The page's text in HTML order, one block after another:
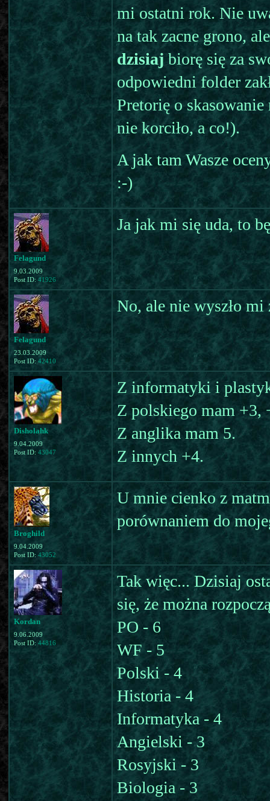
mi ostatni rok. Nie
na tak zacne grono,
dzisiaj biorę się za
odpowiedni folder
Pretorię o
nie korciło, a co!).
A jak tam Wasze
:-)
Felagund
9.03.2009
Post ID: 41926
Ja jak mi się uda, to
Felagund
23.03.2009
Post ID: 42410
No, ale nie wyszło
Disholahk
9.04.2009
Post ID: 43047
Z informatyki i
Z polskiego mam +3,
Z anglika mam 5.
Z innych +4.
Broghild
9.04.2009
Post ID: 43052
U mnie cienko z
porównaniem do
Kordan
9.06.2009
Post ID: 44816
Tak więc... Dzisiaj
się, że można
PO - 6
WF - 5
Polski - 4
Historia - 4
Informatyka - 4
Angielski - 3
Rosyjski - 3
Biologia - 3